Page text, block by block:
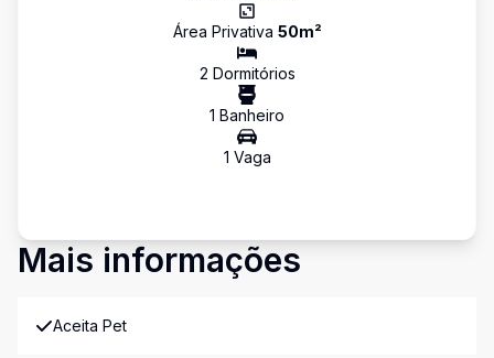
Área Privativa 50m²
2 Dormitórios
1 Banheiro
1 Vaga
Mais informações
Aceita Pet